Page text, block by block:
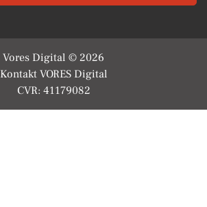
Vores Digital © 2026
Kontakt VORES Digital
CVR: 41179082